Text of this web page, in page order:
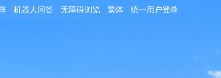
统一用户登录
繁体
无障碍浏览
机器人问答